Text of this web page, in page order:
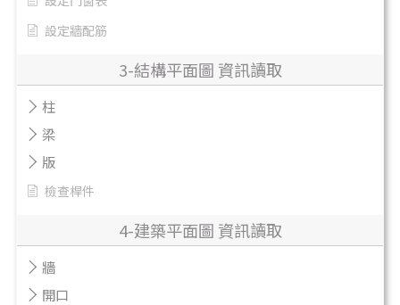
設定牆配筋
3-結構平面圖 資訊讀取
柱
梁
版
檢查桿件
4-建築平面圖 資訊讀取
牆
開口